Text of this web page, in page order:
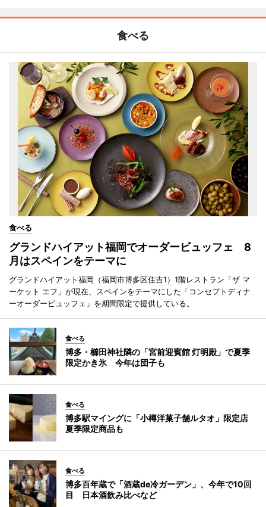
食べる
食べる
グランドハイアット福岡でオーダービュッフェ 8
月はスペインをテーマに
グランドハイアット福岡（福岡市博多区住吉1）1階レストラン「ザ マ
ーケット エフ」が現在、スペインをテーマにした「コンセプトディナ
ーオーダービュッフェ」を期間限定で提供している。
食べる
博多・櫛田神社隣の「宮前迎賓館 灯明殿」で夏季
限定かき氷 今年は団子も
食べる
博多駅マイングに「小樽洋菓子舗ルタオ」限定店
夏季限定商品も
食べる
博多百年蔵で「酒蔵de冷ガーデン」、今年で10回
目 日本酒飲み比べなど